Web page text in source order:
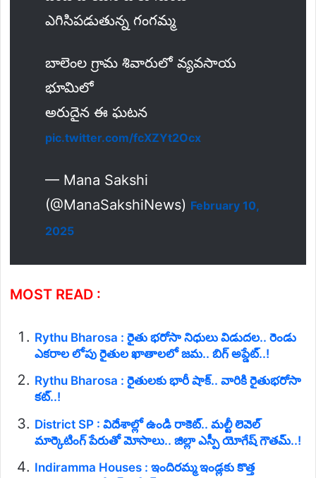
ఎగిసిపడుతున్న గంగమ్మ
బాలెంల గ్రామ శివారులో వ్యవసాయ
భూమిలో
అరుదైన ఈ ఘటన
pic.twitter.com/fcXZYt2Ocx
— Mana Sakshi
(@ManaSakshiNews) February 10,
2025
MOST READ :
Rythu Bharosa : రైతు భరోసా నిధులు విడుదల.. రెండు
ఎకరాల లోపు రైతుల ఖాతాలలో జమ.. బిగ్ అప్డేట్..!
Rythu Bharosa : రైతులకు భారీ షాక్.. వారికి రైతుభరోసా
కట్..!
District SP : విదేశాల్లో ఉండి రాకెట్.. మల్టీ లెవెల్
మార్కెటింగ్ పేరుతో మోసాలు.. జిల్లా ఎస్పీ యోగేష్ గౌతమ్..!
Indiramma Houses : ఇందిరమ్మ ఇండ్లకు కొత్త